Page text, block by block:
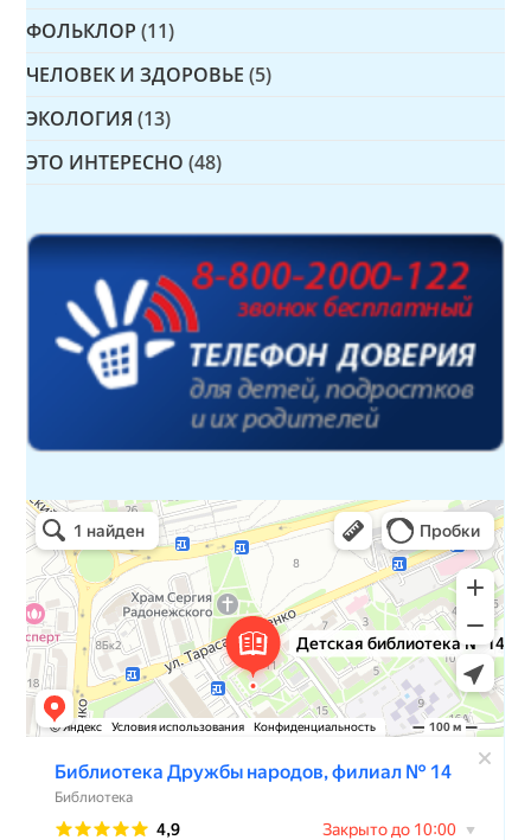
ФОЛЬКЛОР (11)
ЧЕЛОВЕК И ЗДОРОВЬЕ (5)
ЭКОЛОГИЯ (13)
ЭТО ИНТЕРЕСНО (48)
Детская библиотека № 14 Дружбы народов
Библиотека в Севастополе